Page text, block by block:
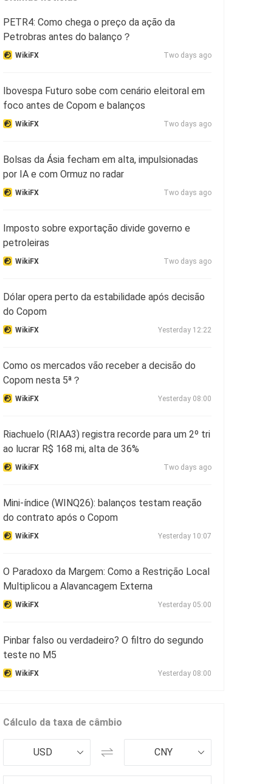
PETR4: Como chega o preço da ação da
Petrobras antes do balanço？
WikiFX Two days ago
Ibovespa Futuro sobe com cenário eleitoral em
foco antes de Copom e balanços
WikiFX Two days ago
Bolsas da Ásia fecham em alta, impulsionadas
por IA e com Ormuz no radar
WikiFX Two days ago
Imposto sobre exportação divide governo e
petroleiras
WikiFX Two days ago
Dólar opera perto da estabilidade após decisão
do Copom
WikiFX Yesterday 12:22
Como os mercados vão receber a decisão do
Copom nesta 5ª？
WikiFX Yesterday 08:00
Riachuelo (RIAA3) registra recorde para um 2º tri
ao lucrar R$ 168 mi, alta de 36%
WikiFX Two days ago
Mini-índice (WINQ26): balanços testam reação
do contrato após o Copom
WikiFX Yesterday 10:07
O Paradoxo da Margem: Como a Restrição Local
Multiplicou a Alavancagem Externa
WikiFX Yesterday 05:00
Pinbar falso ou verdadeiro? O filtro do segundo
teste no M5
WikiFX Yesterday 08:00
Cálculo da taxa de câmbio
USD CNY